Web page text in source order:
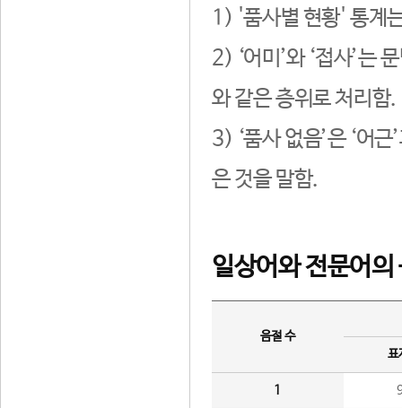
1) '품사별 현황' 통계
2) ‘어미’와 ‘접사’는
와 같은 층위로 처리함.
3) ‘품사 없음’은 ‘어
은 것을 말함.
일상어와 전문어의
음절 수
표
1